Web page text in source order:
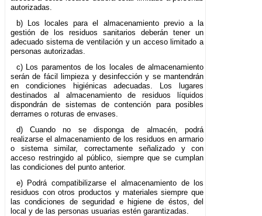
autorizadas.
b) Los locales para el almacenamiento previo a la
gestión de los residuos sanitarios deberán tener un
adecuado sistema de ventilación y un acceso limitado a
personas autorizadas.
c) Los paramentos de los locales de almacenamiento
serán de fácil limpieza y desinfección y se mantendrán
en condiciones higiénicas adecuadas. Los lugares
destinados al almacenamiento de residuos líquidos
dispondrán de sistemas de contención para posibles
derrames o roturas de envases.
d) Cuando no se disponga de almacén, podrá
realizarse el almacenamiento de los residuos en armario
o sistema similar, correctamente señalizado y con
acceso restringido al público, siempre que se cumplan
las condiciones del punto anterior.
e) Podrá compatibilizarse el almacenamiento de los
residuos con otros productos y materiales siempre que
las condiciones de seguridad e higiene de éstos, del
local y de las personas usuarias estén garantizadas.